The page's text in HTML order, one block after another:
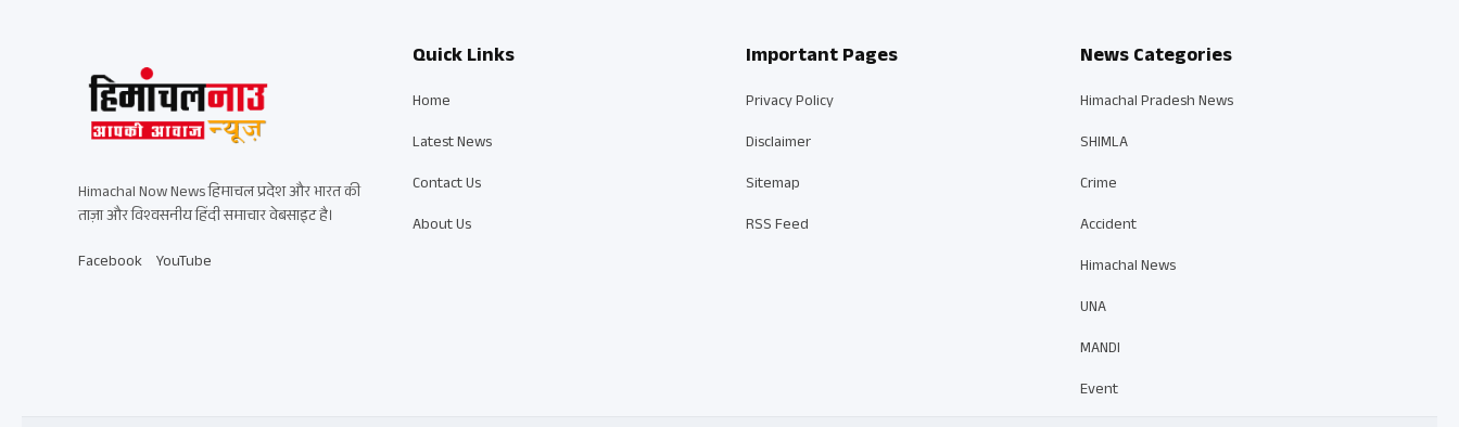
Himachal Now News हिमाचल प्रदेश और भारत की
ताज़ा और विश्वसनीय हिंदी समाचार वेबसाइट है।
Facebook YouTube
Quick Links
Home
Latest News
Contact Us
About Us
Important Pages
Privacy Policy
Disclaimer
Sitemap
RSS Feed
News Categories
Himachal Pradesh News
SHIMLA
Crime
Accident
Himachal News
UNA
MANDI
Event